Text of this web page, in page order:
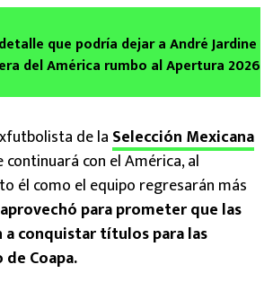
que podría dejar a André Jardine
del América rumbo al Apertura 2026
de la Selección Mexicana
con el América, al
él como el equipo regresarán más
para prometer que las
a conquistar títulos para las
Coapa.